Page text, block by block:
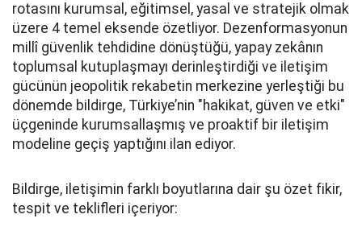
rotasını kurumsal, eğitimsel, yasal ve stratejik olmak
üzere 4 temel eksende özetliyor. Dezenformasyonun
millî güvenlik tehdidine dönüştüğü, yapay zekânın
toplumsal kutuplaşmayı derinleştirdiği ve iletişim
gücünün jeopolitik rekabetin merkezine yerleştiği bu
dönemde bildirge, Türkiye’nin "hakikat, güven ve etki"
üçgeninde kurumsallaşmış ve proaktif bir iletişim
modeline geçiş yaptığını ilan ediyor.
Bildirge, iletişimin farklı boyutlarına dair şu özet fikir,
tespit ve teklifleri içeriyor: